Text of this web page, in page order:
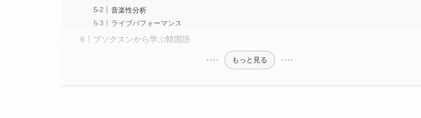
音楽性分析
ライブパフォーマンス
ブソクスンから学ぶ韓国語
もっと見る